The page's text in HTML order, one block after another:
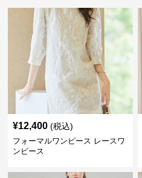
¥12,400 (税込)
フォーマルワンピース レースワ
ンピース